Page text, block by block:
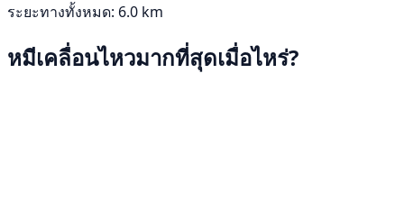
ระยะทางทั้งหมด: 6.0 km
หมีเคลื่อนไหวมากที่สุดเมื่อไหร่?